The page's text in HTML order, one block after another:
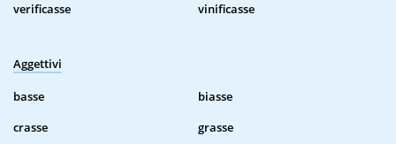
verificasse
vinificasse
Aggettivi
basse
biasse
crasse
grasse